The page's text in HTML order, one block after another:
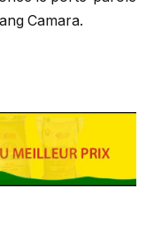
Camara.